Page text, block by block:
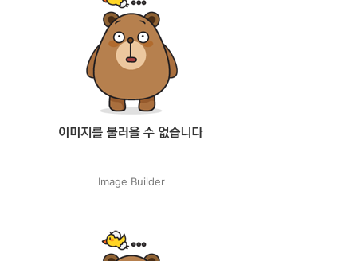
Image Builder